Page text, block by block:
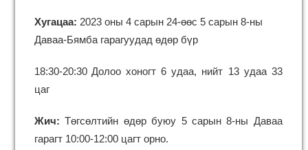
Хугацаа: 2023 оны 4 сарын 24-өөс 5 сарын 8-ны
Даваа-Бямба гарагуудад өдөр бүр
18:30-20:30 Долоо хоногт 6 удаа, нийт 13 удаа 33
цаг
Жич:Төгсөлтийн өдөр буюу 5 сарын 8-ны Даваа
гарагт 10:00-12:00 цагт орно.